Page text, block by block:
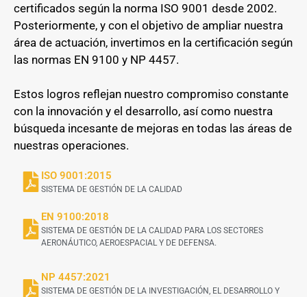
certificados según la norma ISO 9001 desde 2002.
Posteriormente, y con el objetivo de ampliar nuestra
área de actuación, invertimos en la certificación según
las normas EN 9100 y NP 4457.
Estos logros reflejan nuestro compromiso constante
con la innovación y el desarrollo, así como nuestra
búsqueda incesante de mejoras en todas las áreas de
nuestras operaciones.
ISO 9001:2015
SISTEMA DE GESTIÓN DE LA CALIDAD
EN 9100:2018
SISTEMA DE GESTIÓN DE LA CALIDAD PARA LOS SECTORES
AERONÁUTICO, AEROESPACIAL Y DE DEFENSA.
NP 4457:2021
SISTEMA DE GESTIÓN DE LA INVESTIGACIÓN, EL DESARROLLO Y